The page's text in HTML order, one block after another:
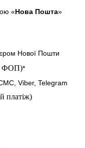
«Нова Пошта»
Нової Пошти
ФОП)*
Viber, Telegram
платіж)